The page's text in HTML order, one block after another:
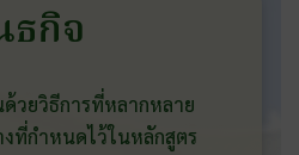
กิจ
ด้วยวิธีการที่หลากหลาย
ที่กำหนดไว้ในหลักสูตร